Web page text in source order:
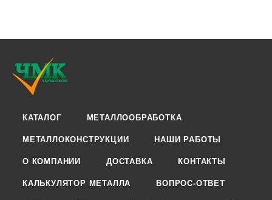
КАТАЛОГ МЕТАЛЛООБРАБОТКА
МЕТАЛЛОКОНСТРУКЦИИ НАШИ РАБОТЫ
О КОМПАНИИ ДОСТАВКА КОНТАКТЫ
КАЛЬКУЛЯТОР МЕТАЛЛА ВОПРОС-ОТВЕТ